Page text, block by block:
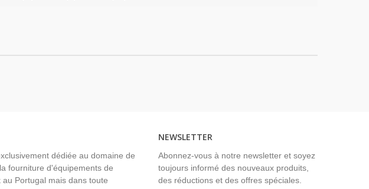
dédiée au domaine de
fourniture d'équipements de
Portugal mais dans toute
NEWSLETTER
Abonnez-vous à notre newsletter et soyez
toujours informé des nouveaux produits,
des réductions et des offres spéciales.